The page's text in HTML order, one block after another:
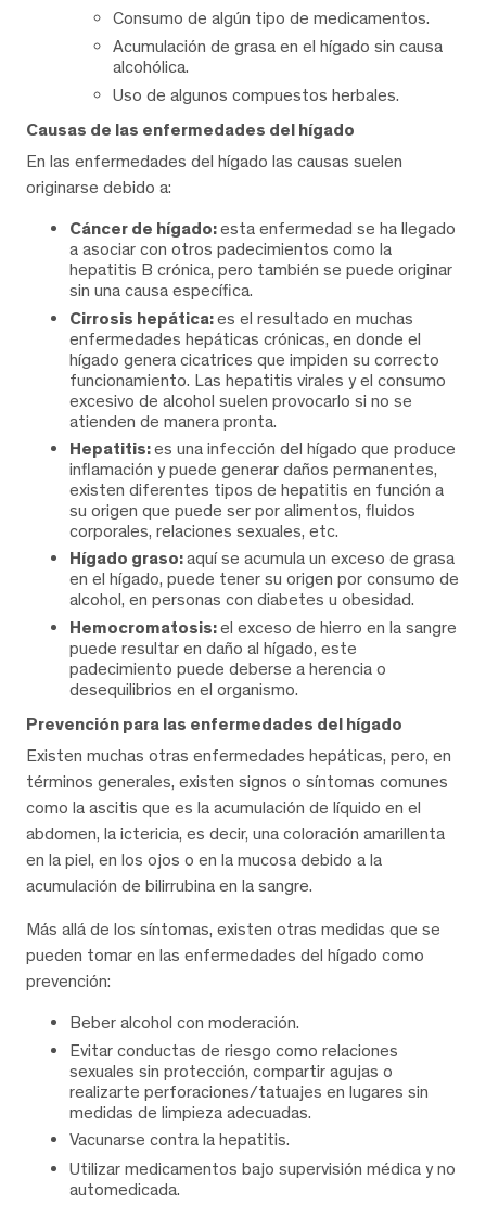
Consumo de algún tipo de medicamentos.
Acumulación de grasa en el hígado sin causa
alcohólica.
Uso de algunos compuestos herbales.
Causas de las enfermedades del hígado
En las enfermedades del hígado las causas suelen
originarse debido a:
Cáncer de hígado:esta enfermedad se ha llegado
a asociar con otros padecimientos como la
hepatitis B crónica, pero también se puede originar
sin una causa específica.
Cirrosis hepática:es el resultado en muchas
enfermedades hepáticas crónicas, en donde el
hígado genera cicatrices que impiden su correcto
funcionamiento. Las hepatitis virales y el consumo
excesivo de alcohol suelen provocarlo si no se
atienden de manera pronta.
Hepatitis:es una infección del hígado que produce
inflamación y puede generar daños permanentes,
existen diferentes tipos de hepatitis en función a
su origen que puede ser por alimentos, fluidos
corporales, relaciones sexuales, etc.
Hígado graso:aquí se acumula un exceso de grasa
en el hígado, puede tener su origen por consumo de
alcohol, en personas con diabetes u obesidad.
Hemocromatosis:el exceso de hierro en la sangre
puede resultar en daño al hígado, este
padecimiento puede deberse a herencia o
desequilibrios en el organismo.
Prevención para las enfermedades del hígado
Existen muchas otras enfermedades hepáticas, pero, en
términos generales, existen signos o síntomas comunes
como la ascitis que es la acumulación de líquido en el
abdomen, la ictericia, es decir, una coloración amarillenta
en la piel, en los ojos o en la mucosa debido a la
acumulación de bilirrubina en la sangre.
Más allá de los síntomas, existen otras medidas que se
pueden tomar en las enfermedades del hígado como
prevención:
Beber alcohol con moderación.
Evitar conductas de riesgo como relaciones
sexuales sin protección, compartir agujas o
realizarte perforaciones/tatuajes en lugares sin
medidas de limpieza adecuadas.
Vacunarse contra la hepatitis.
Utilizar medicamentos bajo supervisión médica y no
automedicada.